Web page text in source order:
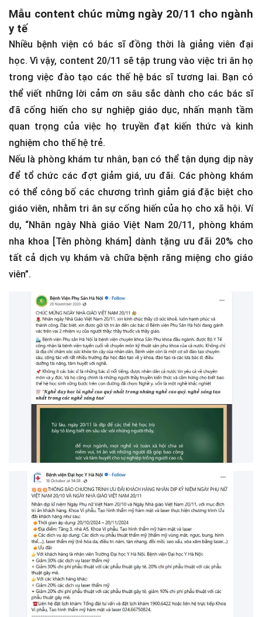
Mẫu content chúc mừng ngày 20/11 cho ngành
y tế
Nhiều bệnh viện có bác sĩ đồng thời là giảng viên đại
học. Vì vậy, content 20/11 sẽ tập trung vào việc tri ân họ
trong việc đào tạo các thế hệ bác sĩ tương lai. Bạn có
thể viết những lời cảm ơn sâu sắc dành cho các bác sĩ
đã cống hiến cho sự nghiệp giáo dục, nhấn mạnh tầm
quan trọng của việc họ truyền đạt kiến thức và kinh
nghiệm cho thế hệ trẻ.
Nếu là phòng khám tư nhân, bạn có thể tận dụng dịp này
để tổ chức các đợt giảm giá, ưu đãi. Các phòng khám
có thể công bố các chương trình giảm giá đặc biệt cho
giáo viên, nhằm tri ân sự cống hiến của họ cho xã hội. Ví
dụ, “Nhân ngày Nhà giáo Việt Nam 20/11, phòng khám
nha khoa [Tên phòng khám] dành tặng ưu đãi 20% cho
tất cả dịch vụ khám và chữa bệnh răng miệng cho giáo
viên”.